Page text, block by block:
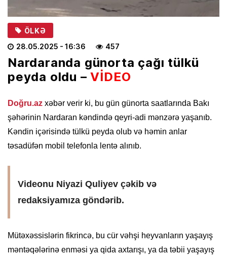
ÖLKƏ
28.05.2025 - 16:36 457
Nardaranda günorta çağı tülkü
peyda oldu –VİDEO
Doğru.az xəbər verir ki, bu gün günorta saatlarında Bakı
şəhərinin Nardaran kəndində qeyri-adi mənzərə yaşanıb.
Kəndin içərisində tülkü peyda olub və həmin anlar
təsadüfən mobil telefonla lentə alınıb.
Videonu Niyazi Quliyev çəkib və
redaksiyamıza göndərib.
Mütəxəssislərin fikrincə, bu cür vəhşi heyvanların yaşayış
məntəqələrinə enməsi ya qida axtarışı, ya da təbii yaşayış